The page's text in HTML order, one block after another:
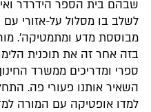
שבהם בית הספר הידרדר
לשלב בו מסלול על-אזורי עם
מבוססת מדע ומתמטיקה׳.
בזה אחר זה את תוכנית
ספרי ומדריכים ממשרד
השאיר אותנו פעורי פה.
למדו אופטיקה עם המורה